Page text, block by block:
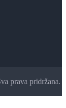
prava pridržana.